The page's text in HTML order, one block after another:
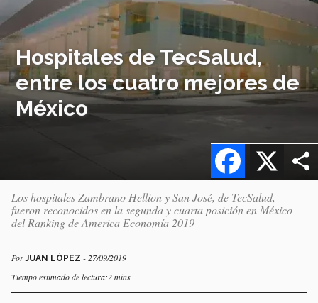
Hospitales de TecSalud,
entre los cuatro mejores de
México
X
Facebook
Los hospitales Zambrano Hellion y San José, de TecSalud,
fueron reconocidos en la segunda y cuarta posición en México
del Ranking de America Economía 2019
PorJUAN LÓPEZ - 27/09/2019
Tiempo estimado de lectura:2 mins